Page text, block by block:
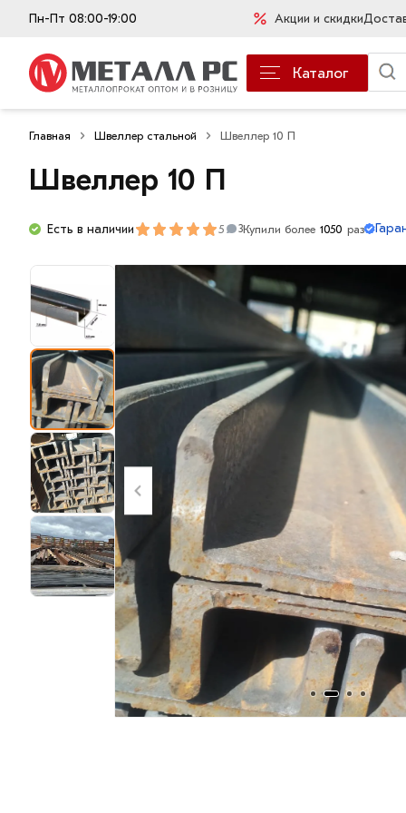
Пн-Пт 08:00-19:00 Акции и скидки
Каталог
Главная Швеллер стальной Швеллер 10 П
Швеллер 10 П
Есть в наличии 5 3Купили более 1050 раз